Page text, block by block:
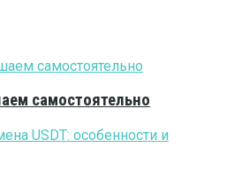
самостоятельно